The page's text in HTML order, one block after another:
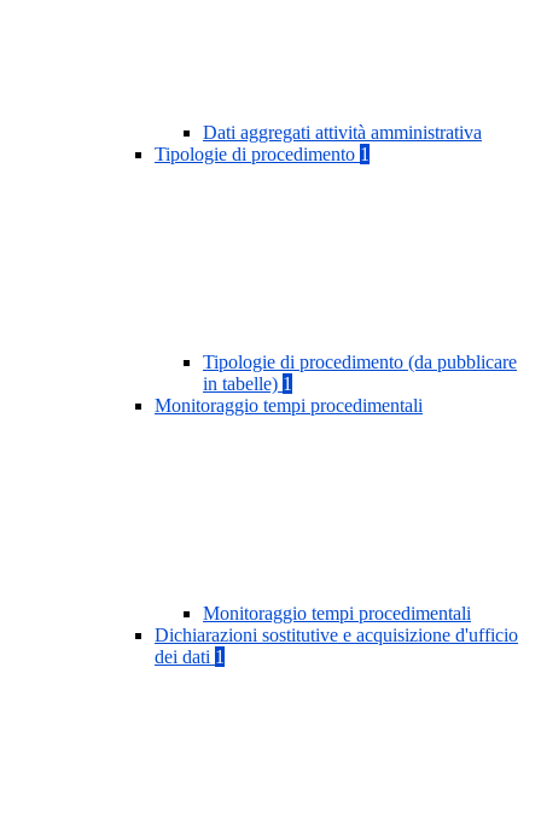
Dati aggregati attività amministrativa
Tipologie di procedimento 1
Tipologie di procedimento (da pubblicare
in tabelle) 1
Monitoraggio tempi procedimentali
Monitoraggio tempi procedimentali
Dichiarazioni sostitutive e acquisizione d'ufficio
dei dati 1